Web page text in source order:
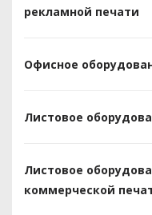
рекламной печати
Офисное
Листовое
Листовое
коммерческой